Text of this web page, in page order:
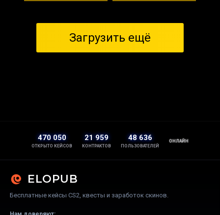
Загрузить ещё
470 050
ОТКРЫТО КЕЙСОВ
21 959
КОНТРАКТОВ
48 636
ПОЛЬЗОВАТЕЛЕЙ
ОНЛАЙН
ELOPUB
Бесплатные кейсы CS2, квесты и заработок скинов.